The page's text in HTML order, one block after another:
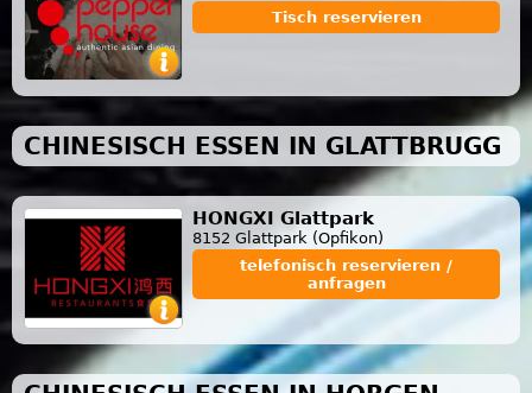
Tisch reservieren
CHINESISCH ESSEN IN GLATTBRUGG
HONGXI Glattpark
8152 Glattpark (Opfikon)
telefonisch reservieren /
anfragen